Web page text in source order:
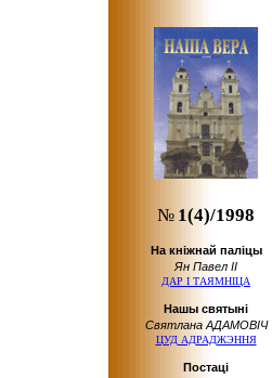
№ 1(4)/1998
На кніжнай паліцы
Ян Павел ІІ
ДАР І ТАЯМНІЦА
Нашы святыні
Святлана АДАМОВІЧ
ЦУД АДРАДЖЭННЯ
Пocтaцi